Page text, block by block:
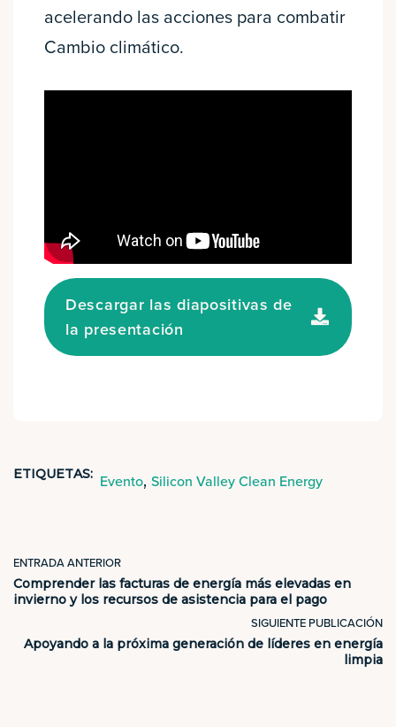
acelerando las acciones para combatir
Cambio climático.
Descargar las diapositivas de
la presentación
ETIQUETAS: Evento, Silicon Valley Clean Energy
ENTRADA ANTERIOR
Comprender las facturas de energía más elevadas en
invierno y los recursos de asistencia para el pago
SIGUIENTE PUBLICACIÓN
Apoyando a la próxima generación de líderes en energía
limpia